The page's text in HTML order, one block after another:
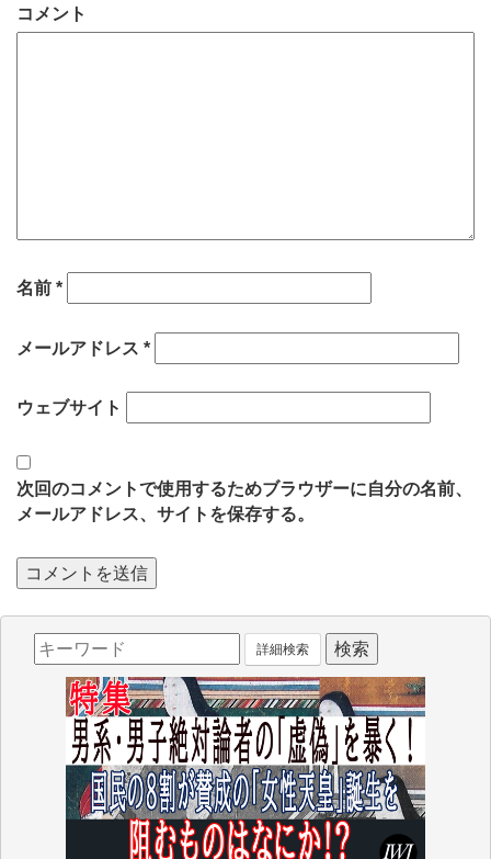
コメント
名前 *
メールアドレス *
ウェブサイト
次回のコメントで使用するためブラウザーに自分の名前、
メールアドレス、サイトを保存する。
詳細検索